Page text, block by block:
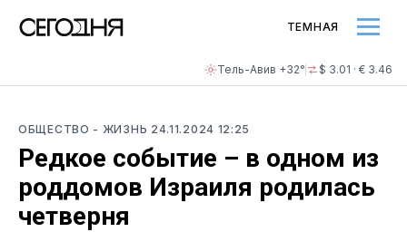
Тель-Авив +32° $ 3.01 · € 3.46
ТЕМНАЯ
ОБЩЕСТВО - ЖИЗНЬ 24.11.2024 12:25
Редкое событие – в одном из
роддомов Израиля родилась
четверня